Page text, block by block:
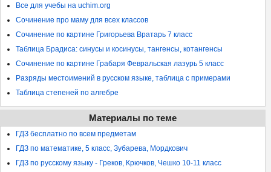
Все для учебы на uchim.org
Сочинение про маму для всех классов
Сочинение по картине Григорьева Вратарь 7 класс
Таблица Брадиса: синусы и косинусы, тангенсы, котангенсы
Сочинение по картине Грабаря Февральская лазурь 5 класс
Разряды местоимений в русском языке, таблица с примерами
Таблица степеней по алгебре
Материалы по теме
ГДЗ бесплатно по всем предметам
ГДЗ по математике, 5 класс, Зубарева, Мордкович
ГДЗ по русскому языку - Греков, Крючков, Чешко 10-11 класс